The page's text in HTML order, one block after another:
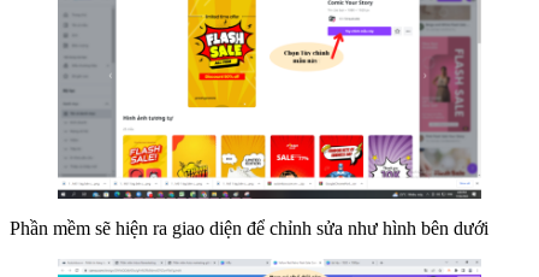
Phần mềm sẽ hiện ra giao diện để chỉnh sửa như hình bên dưới